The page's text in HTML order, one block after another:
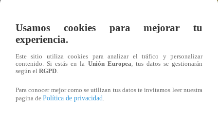
¿Por qué Nelly Rossinelli se volvió viral
antes de Navidad?
más
Usamos cookies para mejorar tu
experiencia.
Este sitio utiliza cookies para analizar el tráfico y personalizar
contenido. Si estás en la Unión Europea, tus datos se gestionarán
según el RGPD.
Para conocer mejor como se utilizan tus datos te invitamos leer nuestra
pagina de Política de privacidad.